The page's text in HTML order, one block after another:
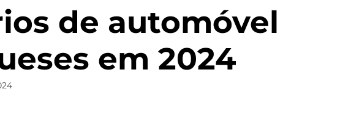
de automóvel
em 2024